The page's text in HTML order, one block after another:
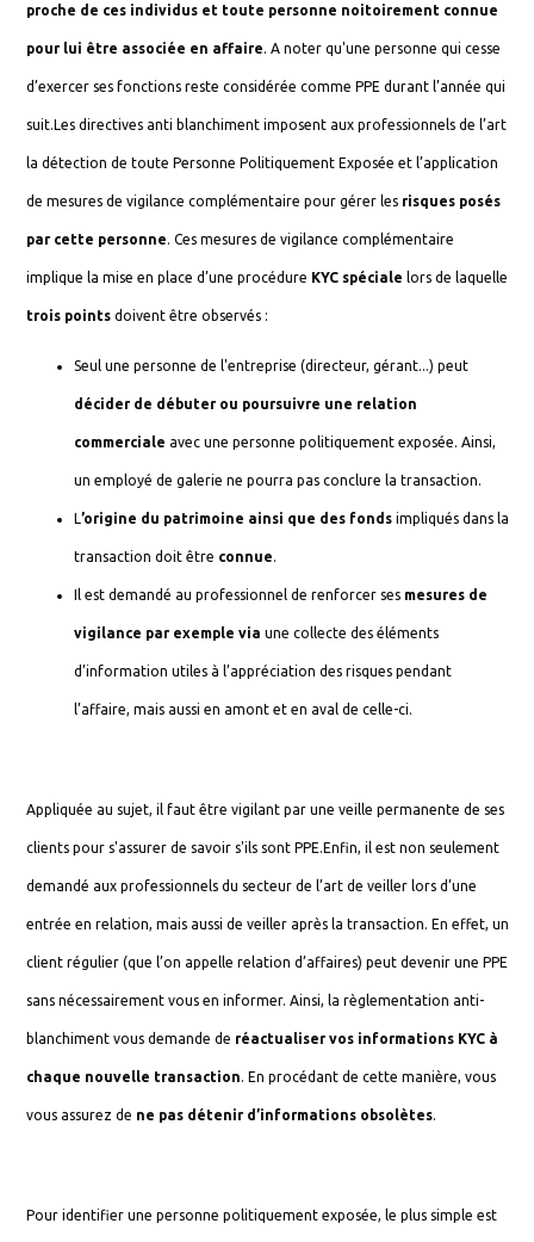
proche de ces individus et toute personne noitoirement connue
pour lui être associée en affaire. A noter qu'une personne qui cesse
d’exercer ses fonctions reste considérée comme PPE durant l’année qui
suit.Les directives anti blanchiment imposent aux professionnels de l’art
la détection de toute Personne Politiquement Exposée et l’application
de mesures de vigilance complémentaire pour gérer les risques posés
par cette personne. Ces mesures de vigilance complémentaire
implique la mise en place d’une procédure KYC spéciale lors de laquelle
trois points doivent être observés :
Seul une personne de l'entreprise (directeur, gérant...) peut
décider de débuter ou poursuivre une relation
commerciale avec une personne politiquement exposée. Ainsi,
un employé de galerie ne pourra pas conclure la transaction.
L’origine du patrimoine ainsi que des fonds impliqués dans la
transaction doit être connue.
Il est demandé au professionnel de renforcer ses mesures de
vigilance par exemple via une collecte des éléments
d’information utiles à l’appréciation des risques pendant
l’affaire, mais aussi en amont et en aval de celle-ci.
Appliquée au sujet, il faut être vigilant par une veille permanente de ses
clients pour s'assurer de savoir s'ils sont PPE.Enfin, il est non seulement
demandé aux professionnels du secteur de l’art de veiller lors d’une
entrée en relation, mais aussi de veiller après la transaction. En effet, un
client régulier (que l’on appelle relation d’affaires) peut devenir une PPE
sans nécessairement vous en informer. Ainsi, la règlementation anti-
blanchiment vous demande de réactualiser vos informations KYC à
chaque nouvelle transaction. En procédant de cette manière, vous
vous assurez de ne pas détenir d’informations obsolètes.
Pour identifier une personne politiquement exposée, le plus simple est